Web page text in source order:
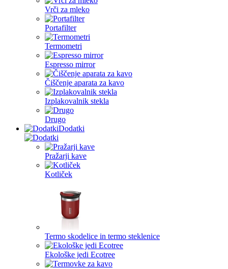
Vrči za mleko
Portafilter
Termometri
Espresso mirror
Čiščenje aparata za kavo
Izplakovalnik stekla
Drugo
Dodatki
Pražarji kave
Kotliček
Termo skodelice in termo steklenice
Ekološke jedi Ecotree